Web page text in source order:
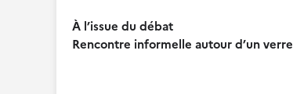
À l’issue du débat
Rencontre informelle autour d’un verre